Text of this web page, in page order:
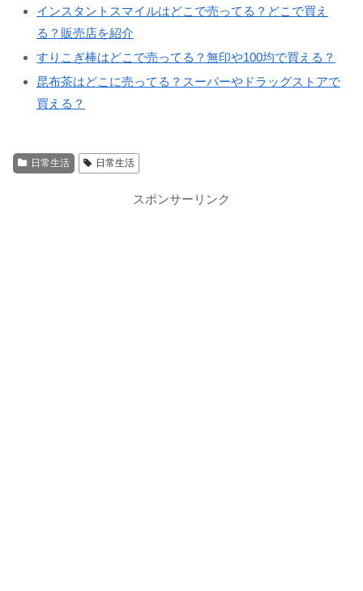
インスタントスマイルはどこで売ってる？どこで買え
る？販売店を紹介
すりこぎ棒はどこで売ってる？無印や100均で買える？
昆布茶はどこに売ってる？スーパーやドラッグストアで
買える？
日常生活 日常生活
スポンサーリンク